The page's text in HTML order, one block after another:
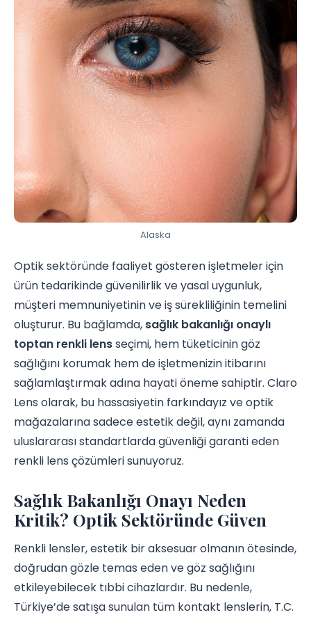
Alaska
Optik sektöründe faaliyet gösteren işletmeler için
ürün tedarikinde güvenilirlik ve yasal uygunluk,
müşteri memnuniyetinin ve iş sürekliliğinin temelini
oluşturur. Bu bağlamda, sağlık bakanlığı onaylı
toptan renkli lensseçimi, hem tüketicinin göz
sağlığını korumak hem de işletmenizin itibarını
sağlamlaştırmak adına hayati öneme sahiptir. Claro
Lens olarak, bu hassasiyetin farkındayız ve optik
mağazalarına sadece estetik değil, aynı zamanda
uluslararası standartlarda güvenliği garanti eden
renkli lens çözümleri sunuyoruz.
Sağlık Bakanlığı Onayı Neden
Kritik? Optik Sektöründe Güven
Renkli lensler, estetik bir aksesuar olmanın ötesinde,
doğrudan gözle temas eden ve göz sağlığını
etkileyebilecek tıbbi cihazlardır. Bu nedenle,
Türkiye’de satışa sunulan tüm kontakt lenslerin, T.C.